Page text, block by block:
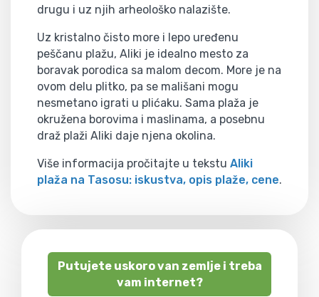
drugu i uz njih arheološko nalazište.
Uz kristalno čisto more i lepo uređenu
peščanu plažu, Aliki je idealno mesto za
boravak porodica sa malom decom. More je na
ovom delu plitko, pa se mališani mogu
nesmetano igrati u plićaku. Sama plaža je
okružena borovima i maslinama, a posebnu
draž plaži Aliki daje njena okolina.
Više informacija pročitajte u tekstu Aliki
plaža na Tasosu: iskustva, opis plaže, cene.
Putujete uskoro van zemlje i treba
vam internet?